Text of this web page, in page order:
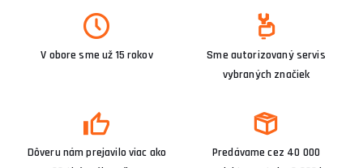
V obore sme už 15 rokov
Sme autorizovaný servis
vybraných značiek
Dôveru nám prejavilo viac ako
Predávame cez 40 000